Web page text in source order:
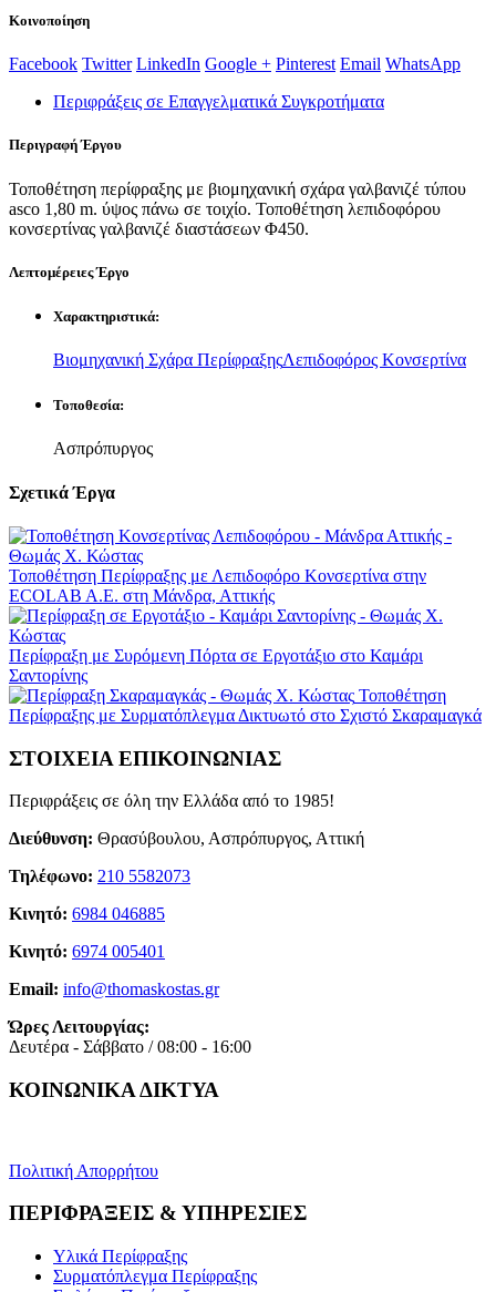
Κοινοποίηση
Facebook Twitter LinkedIn Google + Pinterest Email WhatsApp
Περιφράξεις σε Επαγγελματικά Συγκροτήματα
ΠεριγραφήΈργου
Τοποθέτηση περίφραξης με βιομηχανική σχάρα γαλβανιζέ τύπου
asco 1,80 m. ύψος πάνω σε τοιχίο. Τοποθέτηση λεπιδοφόρου
κονσερτίνας γαλβανιζέ διαστάσεων Φ450.
ΛεπτομέρειεςΈργο
Χαρακτηριστικά:
Βιομηχανική Σχάρα ΠερίφραξηςΛεπιδοφόρος Κονσερτίνα
Τοποθεσία:
Ασπρόπυργος
ΣχετικάΈργα
Τοποθέτηση Περίφραξης με Λεπιδοφόρο Κονσερτίνα στην
ECOLAB A.E. στη Μάνδρα, Αττικής
Περίφραξη με Συρόμενη Πόρτα σε Εργοτάξιο στο Καμάρι
Σαντορίνης
Τοποθέτηση
Περίφραξης με Συρματόπλεγμα Δικτυωτό στο Σχιστό Σκαραμαγκά
ΣΤΟΙΧΕΙΑ ΕΠΙΚΟΙΝΩΝΙΑΣ
Περιφράξεις σε όλη την Ελλάδα από το 1985!
Διεύθυνση: Θρασύβουλου, Ασπρόπυργος, Αττική
Τηλέφωνο: 210 5582073
Κινητό: 6984 046885
Κινητό: 6974 005401
Email: info@thomaskostas.gr
Ώρες Λειτουργίας:
Δευτέρα - Σάββατο / 08:00 - 16:00
ΚΟΙΝΩΝΙΚΑ ΔΙΚΤΥΑ
Πολιτική Απορρήτου
ΠΕΡΙΦΡΑΞΕΙΣ & ΥΠΗΡΕΣΙΕΣ
Υλικά Περίφραξης
Συρματόπλεγμα Περίφραξης